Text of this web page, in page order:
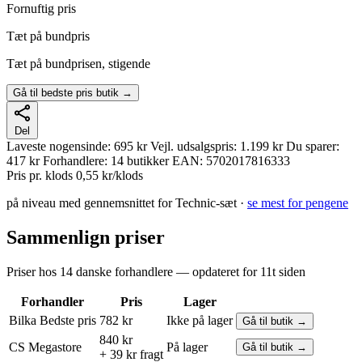
Fornuftig pris
Tæt på bundpris
Tæt på bundprisen, stigende
Gå til bedste pris butik →
Del
Laveste nogensinde: 695 kr Vejl. udsalgspris: 1.199 kr Du sparer:
417 kr Forhandlere: 14 butikker EAN: 5702017816333
Pris pr. klods 0,55 kr/klods
på niveau med gennemsnittet for Technic-sæt · se mest for pengene
Sammenlign priser
Priser hos 14 danske forhandlere — opdateret for 11t siden
Forhandler Pris
Lager
Bilka Bedste pris 782 kr Ikke på lager Gå til butik →
CS Megastore
840 kr
+ 39 kr fragt
På lager Gå til butik →